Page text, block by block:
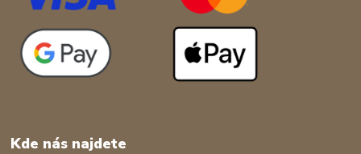
Kde nás najdete